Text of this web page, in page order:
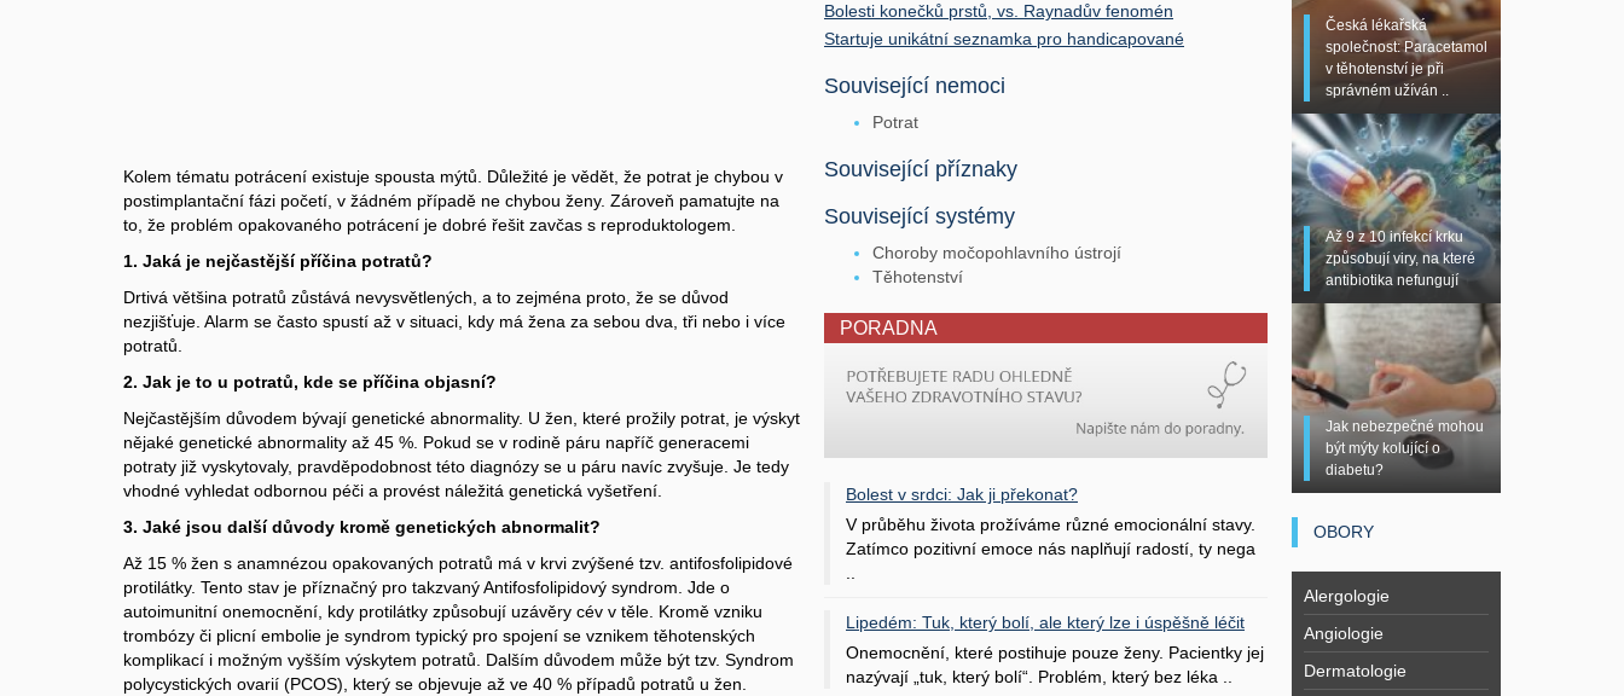
Kolem tématu potrácení existuje spousta mýtů. Důležité je vědět, že potrat je chybou v
postimplantační fázi početí, v žádném případě ne chybou ženy. Zároveň pamatujte na
to, že problém opakovaného potrácení je dobré řešit zavčas s reproduktologem.
1. Jaká je nejčastější příčina potratů?
Drtivá většina potratů zůstává nevysvětlených, a to zejména proto, že se důvod
nezjišťuje. Alarm se často spustí až v situaci, kdy má žena za sebou dva, tři nebo i více
potratů.
2. Jak je to u potratů, kde se příčina objasní?
Nejčastějším důvodem bývají genetické abnormality. U žen, které prožily potrat, je výskyt
nějaké genetické abnormality až 45 %. Pokud se v rodině páru napříč generacemi
potraty již vyskytovaly, pravděpodobnost této diagnózy se u páru navíc zvyšuje. Je tedy
vhodné vyhledat odbornou péči a provést náležitá genetická vyšetření.
3. Jaké jsou další důvody kromě genetických abnormalit?
Až 15 % žen s anamnézou opakovaných potratů má v krvi zvýšené tzv. antifosfolipidové
protilátky. Tento stav je příznačný pro takzvaný Antifosfolipidový syndrom. Jde o
autoimunitní onemocnění, kdy protilátky způsobují uzávěry cév v těle. Kromě vzniku
trombózy či plicní embolie je syndrom typický pro spojení se vznikem těhotenských
komplikací i možným vyšším výskytem potratů. Dalším důvodem může být tzv. Syndrom
polycystických ovarií (PCOS), který se objevuje až ve 40 % případů potratů u žen.
Bolesti konečků prstů, vs. Raynadův fenomén
Startuje unikátní seznamka pro handicapované
Související nemoci
Potrat
Související příznaky
Související systémy
Choroby močopohlavního ústrojí
Těhotenství
PORADNA
Bolest v srdci: Jak ji překonat?
V průběhu života prožíváme různé emocionální stavy.
Zatímco pozitivní emoce nás naplňují radostí, ty nega
Lipedém: Tuk, který bolí, ale který lze i úspěšně léčit
Onemocnění, které postihuje pouze ženy. Pacientky jej
nazývají „tuk, který bolí“. Problém, který bez léka ..
Česká lékařská
společnost: Paracetamol
v těhotenství je při
správném užíván ..
Až 9 z 10 infekcí krku
způsobují viry, na které
antibiotika nefungují
Jak nebezpečné mohou
být mýty kolující o
diabetu?
OBORY
Alergologie
Angiologie
Dermatologie